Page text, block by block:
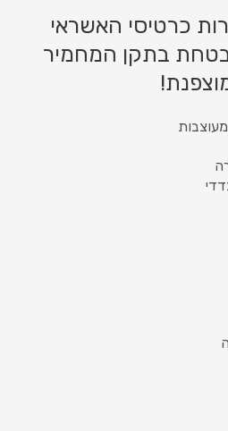
כרטיסי האשראי
בתקן המחמיר